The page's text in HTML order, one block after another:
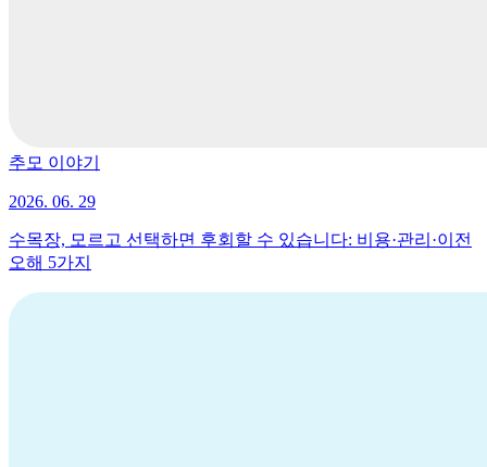
추모 이야기
2026. 06. 29
수목장, 모르고 선택하면 후회할 수 있습니다: 비용·관리·이전
오해 5가지